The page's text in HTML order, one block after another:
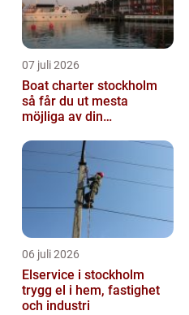
07 juli 2026
Boat charter stockholm
så får du ut mesta
möjliga av din
06 juli 2026
Elservice i stockholm
trygg el i hem, fastighet
och industri